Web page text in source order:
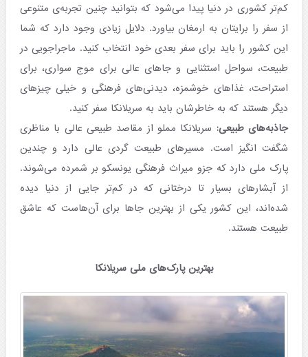
کم‌تر کشوری در دنیا پیدا می‌شود که بتوانید چنین تجربه‌ی متنوعی
از سفر را برایتان به ارمغان بیاورد. دلایل زیادی وجود دارد که شما
این کشور را باید برای سفر بعدی خود انتخاب کنید. ماجراجویی در
طبیعت، سواحل استثنایی و جاهای عالی برای موج سواری، برای
استراحت، غذاهای خوشمزه، دیدنی‌های فرهنگی و خیلی چیزهای
دیگر هستند که به خاطرشان باید به سریلانکا سفر کنید.
جاذبه‌های طبیعی: سریلانکا مملو از مقاصد طبیعی عالی با مناظری
شگفت انگیز است. مسیرهای طبیعت گردی عالی دارد و چندین
پارک ملی دارد که جزو میراث فرهنگی یونسکو بر شمرده می‌شوند.
از آبشارهای بسیار تا درختانی که در کم‌تر جایی از دنیا دیده
شده‌اند، این کشور یکی از بهترین جاها برای آن‌هاست که عاشق
طبیعت هستند.
بهترین پارک‌های ملی سریلانکا